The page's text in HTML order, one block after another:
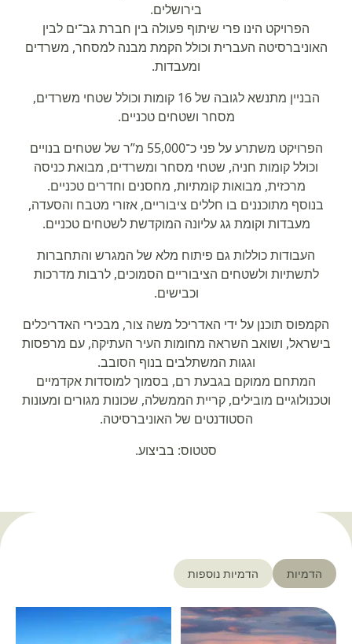
בירושלים.
הפרויקט הינו פרי שיתוף פעולה בין חברת גב־ים לבין
האוניברסיטה העברית וכולל הקמת מבנה למסחר, משרדים
ומעבדות.
הבניין מתנשא לגובה של 16 קומות וכולל שטחי משרדים,
מסחר ושטחים טכניים.
הפרויקט משתרע על פני כ־55,000 מ”ר של שטחים בנויים
וכולל קומות חניה, שטחי מסחר ומשרדים, מבואת כניסה
מרכזית, מבואות קומתיות, מחסנים וחדרים טכניים.
בנוסף מתוכננים בו חללים ציבוריים, אזורי מטבח והסעדה,
מעבדות וקומת גג עליונה המוקדשת לשטחים טכניים.
העבודות כוללות גם פיתוח מלא של המגרש והתחברות
לתשתיות ולשטחים הציבוריים הסמוכים, לרבות מדרכות
וכבישים.
הקמפוס תוכנן על ידי האדריכל משה צור, מבכירי האדריכלים
בישראל, ושואב השראה מחומות העיר העתיקה, עם מרפסות
וגגות המשתלבים בנוף הסובב.
המתחם ממוקם בגבעת רם, בסמוך למוסדות אקדמיים
וטכנולוגיים מובילים, קריית הממשלה, שכונות מגורים ומעונות
הסטודנטים של האוניברסיטה.
סטטוס: בביצוע.
הדמיות הדמיות נוספות